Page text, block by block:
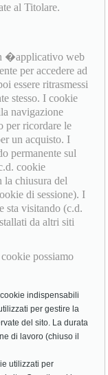
al Titolare.
�applicativo web
per accedere ad
essere ritrasmessi
stesso. I cookie
navigazione
per ricordare le
un acquisto. I
permanente sul
cookie
la chiusura del
di sessione). I
sta visitando (c.d.
da altri siti
possiamo
indispensabili
per gestire la
del sito. La durata
di lavoro (chiuso il
utilizzati per